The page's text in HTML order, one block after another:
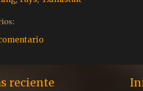
reciente